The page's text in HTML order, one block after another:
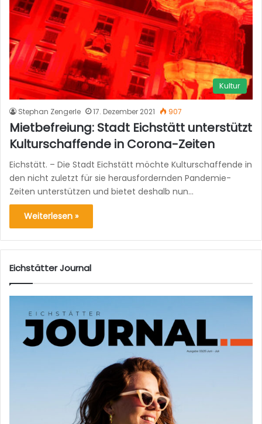
Kultur
Stephan Zengerle 17. Dezember 2021 907
Mietbefreiung: Stadt Eichstätt unterstützt
Kulturschaffende in Corona-Zeiten
Eichstätt. – Die Stadt Eichstätt möchte Kulturschaffende in
den nicht zuletzt für sie herausfordernden Pandemie-
Zeiten unterstützen und bietet deshalb nun…
Weiterlesen »
Eichstätter Journal